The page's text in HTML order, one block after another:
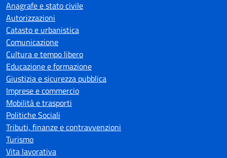
Anagrafe e stato civile
Autorizzazioni
Catasto e urbanistica
Comunicazione
Cultura e tempo libero
Educazione e formazione
Giustizia e sicurezza pubblica
Imprese e commercio
Mobilità e trasporti
Politiche Sociali
Tributi, finanze e contravvenzioni
Turismo
Vita lavorativa